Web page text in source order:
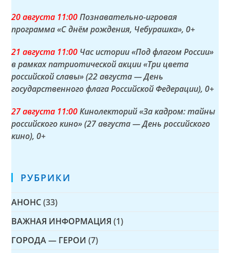
20 августа 11:00Познавательно-игровая
программа «С днём рождения, Чебурашка», 0+
21 августа 11:00 Час истории «Под флагом России»
в рамках патриотической акции «Три цвета
российской славы» (22 августа — День
государственного флага Российской Федерации), 0+
27 августа 11:00Кинолекторий «За кадром: тайны
российского кино» (27 августа — День российского
кино), 0+
РУБРИКИ
АНОНС (33)
ВАЖНАЯ ИНФОРМАЦИЯ (1)
ГОРОДА — ГЕРОИ (7)